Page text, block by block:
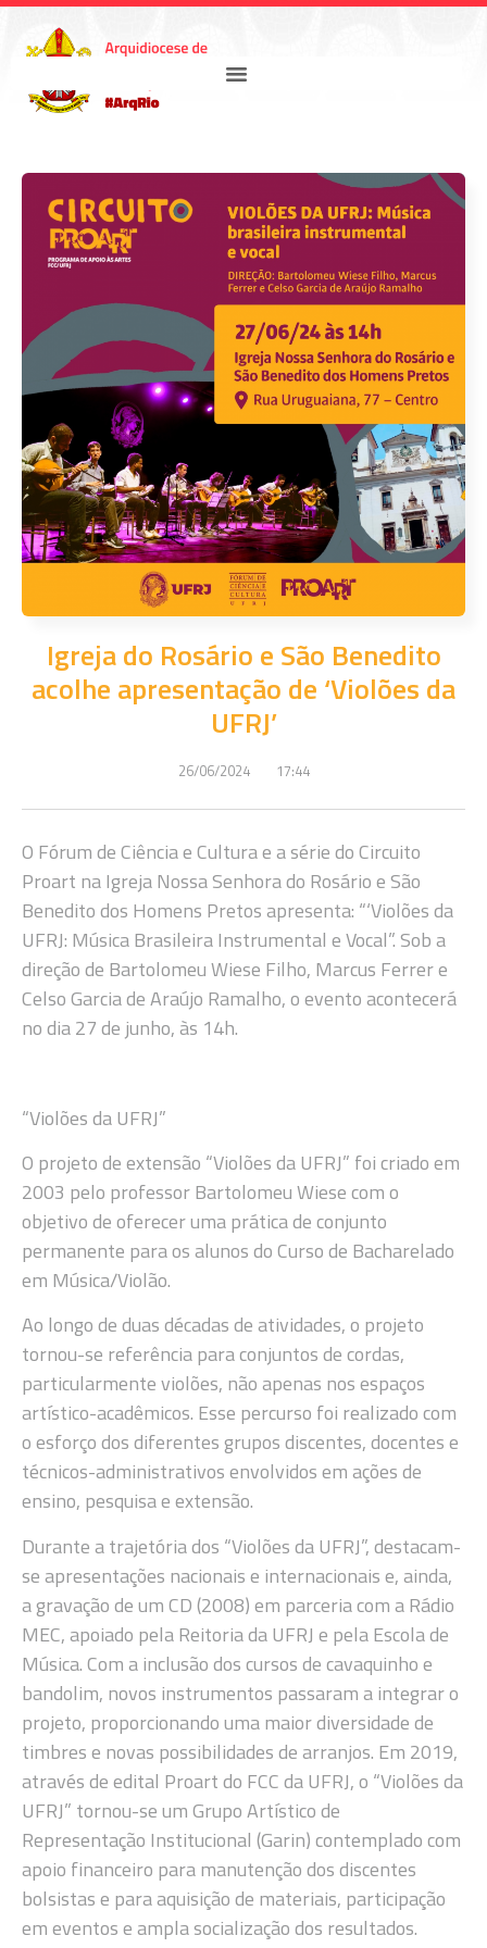
Igreja do Rosário e São Benedito
acolhe apresentação de ‘Violões da
UFRJ’
26/06/2024 17:44
O Fórum de Ciência e Cultura e a série do Circuito
Proart na Igreja Nossa Senhora do Rosário e São
Benedito dos Homens Pretos apresenta: “‘Violões da
UFRJ: Música Brasileira Instrumental e Vocal”. Sob a
direção de Bartolomeu Wiese Filho, Marcus Ferrer e
Celso Garcia de Araújo Ramalho, o evento acontecerá
no dia 27 de junho, às 14h.
“Violões da UFRJ”
O projeto de extensão “Violões da UFRJ” foi criado em
2003 pelo professor Bartolomeu Wiese com o
objetivo de oferecer uma prática de conjunto
permanente para os alunos do Curso de Bacharelado
em Música/Violão.
Ao longo de duas décadas de atividades, o projeto
tornou-se referência para conjuntos de cordas,
particularmente violões, não apenas nos espaços
artístico-acadêmicos. Esse percurso foi realizado com
o esforço dos diferentes grupos discentes, docentes e
técnicos-administrativos envolvidos em ações de
ensino, pesquisa e extensão.
Durante a trajetória dos “Violões da UFRJ”, destacam-
se apresentações nacionais e internacionais e, ainda,
a gravação de um CD (2008) em parceria com a Rádio
MEC, apoiado pela Reitoria da UFRJ e pela Escola de
Música. Com a inclusão dos cursos de cavaquinho e
bandolim, novos instrumentos passaram a integrar o
projeto, proporcionando uma maior diversidade de
timbres e novas possibilidades de arranjos. Em 2019,
através de edital Proart do FCC da UFRJ, o “Violões da
UFRJ” tornou-se um Grupo Artístico de
Representação Institucional (Garin) contemplado com
apoio financeiro para manutenção dos discentes
bolsistas e para aquisição de materiais, participação
em eventos e ampla socialização dos resultados.